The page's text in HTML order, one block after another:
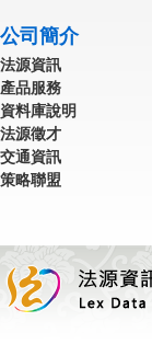
公司簡介
法源資訊
產品服務
資料庫說明
法源徵才
交通資訊
策略聯盟